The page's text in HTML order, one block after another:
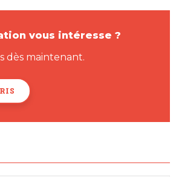
vous intéresse ?
dès maintenant.